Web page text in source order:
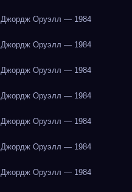
Джордж Оруэлл — 1984
Джордж Оруэлл — 1984
Джордж Оруэлл — 1984
Джордж Оруэлл — 1984
Джордж Оруэлл — 1984
Джордж Оруэлл — 1984
Джордж Оруэлл — 1984